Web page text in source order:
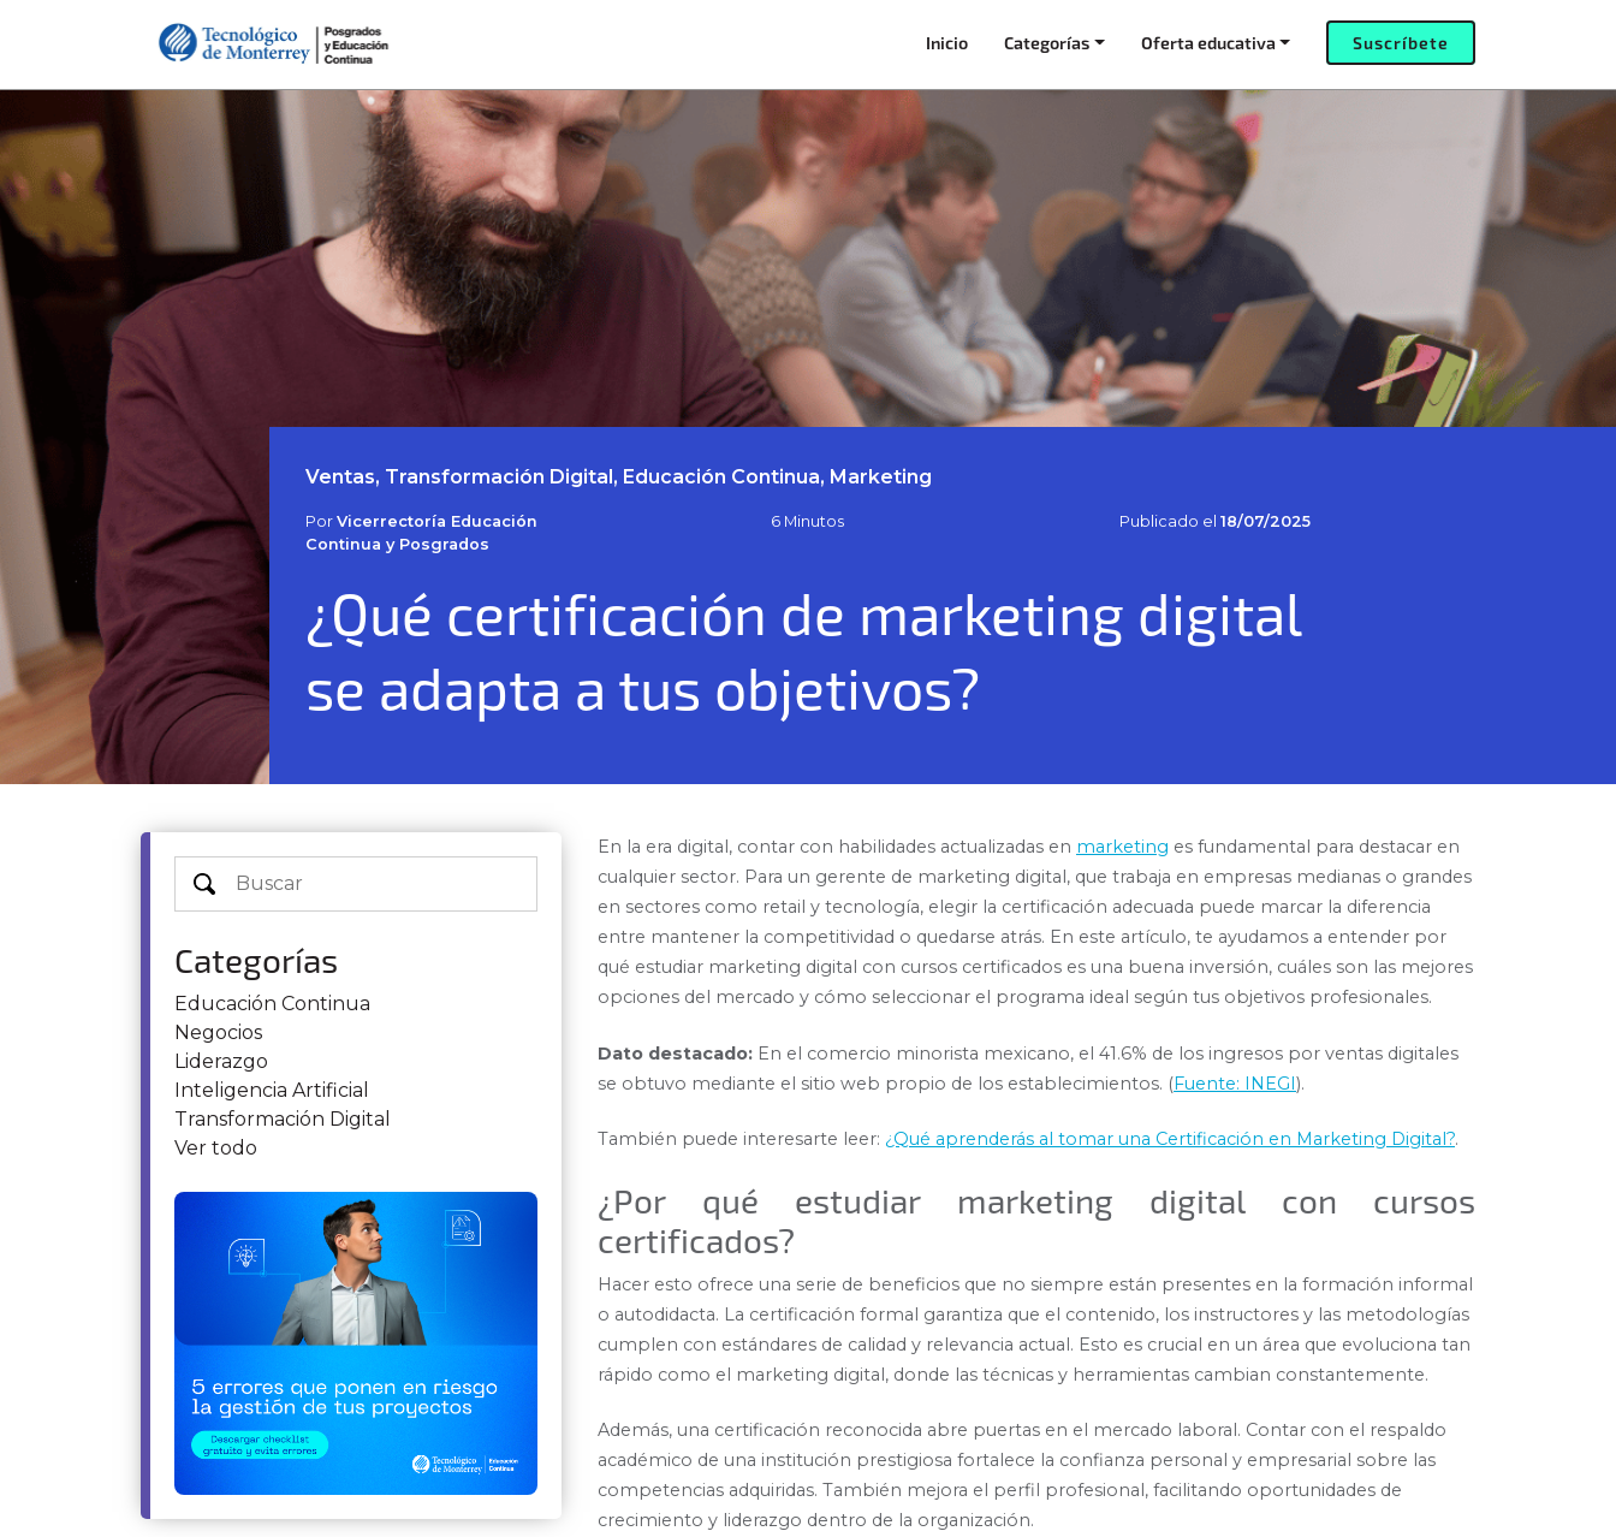
Inicio Categorías Oferta educativa Suscríbete
Ventas, Transformación Digital, Educación Continua, Marketing
Por Vicerrectoría Educación
Continua y Posgrados
6 Minutos Publicado el 18/07/2025
¿Qué certificación de marketing digital
se adapta a tus objetivos?
Categorías
Educación Continua
Negocios
Liderazgo
Inteligencia Artificial
Transformación Digital
Ver todo
En la era digital, contar con habilidades actualizadas en marketing es fundamental para destacar en
cualquier sector. Para un gerente de marketing digital, que trabaja en empresas medianas o grandes
en sectores como retail y tecnología, elegir la certificación adecuada puede marcar la diferencia
entre mantener la competitividad o quedarse atrás. En este artículo, te ayudamos a entender por
qué estudiar marketing digital con cursos certificados es una buena inversión, cuáles son las mejores
opciones del mercado y cómo seleccionar el programa ideal según tus objetivos profesionales.
Dato destacado: En el comercio minorista mexicano, el 41.6% de los ingresos por ventas digitales
se obtuvo mediante el sitio web propio de los establecimientos. (Fuente: INEGI).
También puede interesarte leer: ¿Qué aprenderás al tomar una Certificación en Marketing Digital?.
¿Por qué estudiar marketing digital con cursos
certificados?
Hacer esto ofrece una serie de beneficios que no siempre están presentes en la formación informal
o autodidacta. La certificación formal garantiza que el contenido, los instructores y las metodologías
cumplen con estándares de calidad y relevancia actual. Esto es crucial en un área que evoluciona tan
rápido como el marketing digital, donde las técnicas y herramientas cambian constantemente.
Además, una certificación reconocida abre puertas en el mercado laboral. Contar con el respaldo
académico de una institución prestigiosa fortalece la confianza personal y empresarial sobre las
competencias adquiridas. También mejora el perfil profesional, facilitando oportunidades de
crecimiento y liderazgo dentro de la organización.